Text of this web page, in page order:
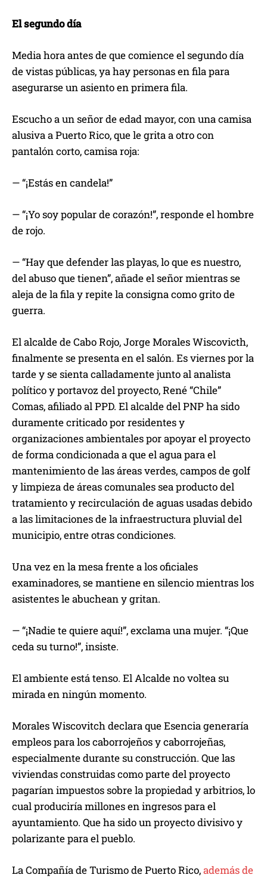
El segundo día
Media hora antes de que comience el segundo día
de vistas públicas, ya hay personas en fila para
asegurarse un asiento en primera fila.
Escucho a un señor de edad mayor, con una camisa
alusiva a Puerto Rico, que le grita a otro con
pantalón corto, camisa roja:
— “¡Estás en candela!”
— “¡Yo soy popular de corazón!”, responde el hombre
de rojo.
— “Hay que defender las playas, lo que es nuestro,
del abuso que tienen”, añade el señor mientras se
aleja de la fila y repite la consigna como grito de
guerra.
El alcalde de Cabo Rojo, Jorge Morales Wiscovicth,
finalmente se presenta en el salón. Es viernes por la
tarde y se sienta calladamente junto al analista
político y portavoz del proyecto, René “Chile”
Comas, afiliado al PPD. El alcalde del PNP ha sido
duramente criticado por residentes y
organizaciones ambientales por apoyar el proyecto
de forma condicionada a que el agua para el
mantenimiento de las áreas verdes, campos de golf
y limpieza de áreas comunales sea producto del
tratamiento y recirculación de aguas usadas debido
a las limitaciones de la infraestructura pluvial del
municipio, entre otras condiciones.
Una vez en la mesa frente a los oficiales
examinadores, se mantiene en silencio mientras los
asistentes le abuchean y gritan.
— “¡Nadie te quiere aquí!”, exclama una mujer. “¡Que
ceda su turno!”, insiste.
El ambiente está tenso. El Alcalde no voltea su
mirada en ningún momento.
Morales Wiscovitch declara que Esencia generaría
empleos para los caborrojeños y caborrojeñas,
especialmente durante su construcción. Que las
viviendas construidas como parte del proyecto
pagarían impuestos sobre la propiedad y arbitrios, lo
cual produciría millones en ingresos para el
ayuntamiento. Que ha sido un proyecto divisivo y
polarizante para el pueblo.
La Compañía de Turismo de Puerto Rico,además de